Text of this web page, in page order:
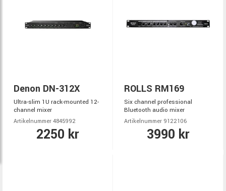
Denon DN-312X
Ultra-slim 1U rack-mounted 12-
channel mixer
Artikelnummer 4845992
2250 kr
ROLLS RM169
Six channel professional
Bluetooth audio mixer
Artikelnummer 9122106
3990 kr